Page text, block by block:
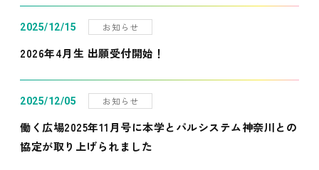
2025/12/15 お知らせ
2026年4月生 出願受付開始！
2025/12/05 お知らせ
働く広場2025年11月号に本学とパルシステム神奈川との
協定が取り上げられました